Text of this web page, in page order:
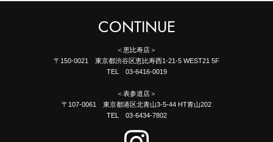
CONTINUE
＜恵比寿店＞
〒150-0021 東京都渋谷区恵比寿西1-21-5 WEST21 5F
TEL 03-6416-0019
＜表参道店＞
〒107-0061 東京都港区北青山3-5-44 HT青山202
TEL 03-6434-7802